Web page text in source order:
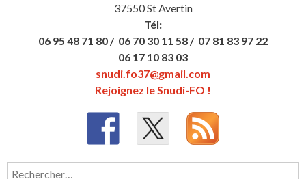
37550 St Avertin
Tél:
06 95 48 71 80 / 06 70 30 11 58 / 07 81 83 97 22
06 17 10 83 03
snudi.fo37@gmail.com
Rejoignez le Snudi-FO !
Rechercher :